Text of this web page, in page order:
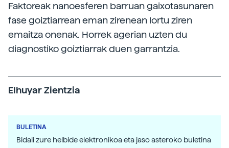
Faktoreak nanoesferen barruan gaixotasunaren
fase goiztiarrean eman zirenean lortu ziren
emaitza onenak. Horrek agerian uzten du
diagnostiko goiztiarrak duen garrantzia.
Elhuyar Zientzia
BULETINA
Bidali zure helbide elektronikoa eta jaso asteroko buletina